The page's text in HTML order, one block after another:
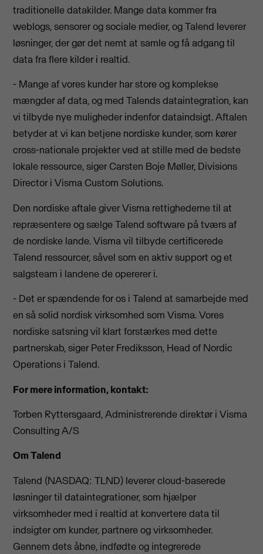
traditionelle datakilder. Mange data kommer fra
weblogs, sensorer og sociale medier, og Talend leverer
løsninger, der gør det nemt at samle og få adgang til
data fra flere kilder i realtid.
- Mange af vores kunder har store og komplekse
mængder af data, og med Talends dataintegration, kan
vi tilbyde nye muligheder indenfor dataindsigt. Aftalen
betyder at vi kan betjene nordiske kunder, som kører
cross-nationale projekter ved at stille med de bedste
lokale ressource, siger Carsten Boje Møller, Divisions
Director i Visma Custom Solutions.
Den nordiske aftale giver Visma rettighederne til at
repræsentere og sælge Talend software på tværs af
de nordiske lande. Visma vil tilbyde certificerede
Talend ressourcer, såvel som en aktiv support og et
salgsteam i landene de opererer i.
- Det er spændende for os i Talend at samarbejde med
en så solid nordisk virksomhed som Visma. Vores
nordiske satsning vil klart forstærkes med dette
partnerskab, siger Peter Frediksson, Head of Nordic
Operations i Talend.
For mere information, kontakt:
Torben Ryttersgaard, Administrerende direktør i Visma
Consulting A/S
Om Talend
Talend (NASDAQ: TLND) leverer cloud-baserede
løsninger til dataintegrationer, som hjælper
virksomheder med i realtid at konvertere data til
indsigter om kunder, partnere og virksomheder.
Gennem dets åbne, indfødte og integrerede